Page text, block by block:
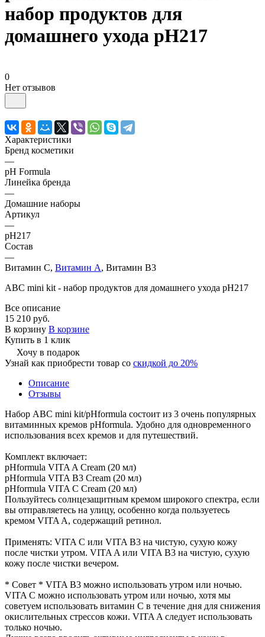
набор продуктов для
домашнего ухода pH217
0
Нет отзывов
Характеристики
Бренд косметики
—
pH Formula
Линейка бренда
—
Домашние наборы
Артикул
—
pH217
Состав
—
Витамин С, Витамин А, Витамин B3
АВС mini kit - набор продуктов для домашнего ухода pH217
Все описание
15 210 руб.
В корзину В корзине
Купить в 1 клик
Хочу в подарок
Узнай как приобрести товар со скидкой до 20%
Описание
Отзывы
Набор ABC mini kit/pHformula состоит из 3 очень популярных
витаминных кремов pHformula. Удобно для одновременного
использования всех кремов и для путешествий.
Комплект включает:
pHformula VITA A Cream (20 мл)
pHformula VITA B3 Cream (20 мл)
pHformula VITA C Cream (20 мл)
Пользуйтесь солнцезащитным кремом широкого спектра, если
вы отправляетесь на улицу, особенно когда пользуетесь
кремом VITA A, содержащий ретинол.
Применять: VITA C или VITA B3 на чистую, сухую кожу
после чистки утром. VITA A или VITA B3 на чистую, сухую
кожу после чистки вечером.
* Совет * VITA B3 можно использовать утром или ночью.
VITA C можно использовать утром или ночью, хотя мы
советуем использовать витамин С в течение дня для снижения
окислительных стрессов кожи. VITA A следует использовать
только ночью.